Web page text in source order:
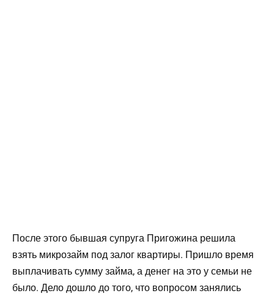
После этого бывшая супруга Пригожина решила
взять микрозайм под залог квартиры. Пришло время
выплачивать сумму займа, а денег на это у семьи не
было. Дело дошло до того, что вопросом занялись